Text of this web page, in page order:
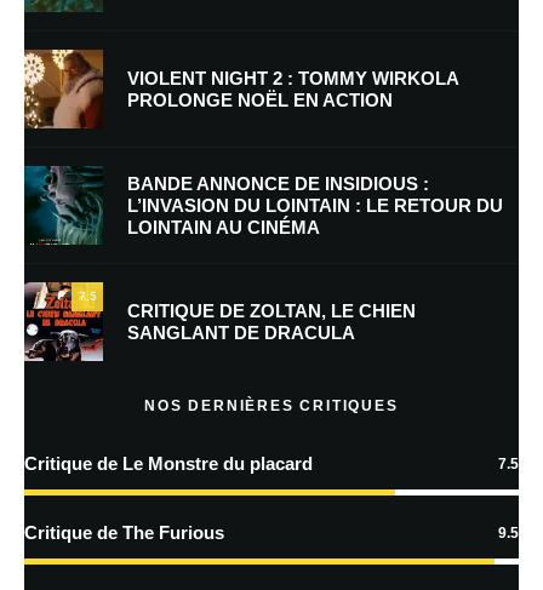
Nom*
E-mail *
Enregistrer mon nom, mon e-mail et mon site dans le navigateur pour
mon prochain commentaire.
plus sur la façon dont les données de vos commentaires sont
VIOLENT NIGHT 2 : TOMMY WIRKOLA
PROLONGE NOËL EN ACTION
BANDE ANNONCE DE INSIDIOUS :
L’INVASION DU LOINTAIN : LE RETOUR DU
LOINTAIN AU CINÉMA
7.5
CRITIQUE DE ZOLTAN, LE CHIEN
SANGLANT DE DRACULA
NOS DERNIÈRES CRITIQUES
Critique de Le Monstre du placard 7.5
Critique de The Furious 9.5